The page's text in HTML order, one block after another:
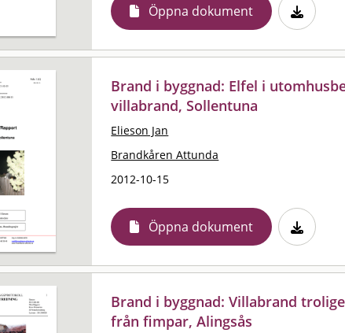
Öppna dokument
Brand i byggnad: Elfel i
villabrand, Sollentuna
Elieson Jan
Brandkåren Attunda
2012-10-15
Öppna dokument
Brand i byggnad: Villabrand
från fimpar, Alingsås